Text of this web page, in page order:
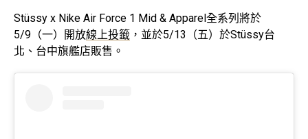
Stüssy x Nike Air Force 1 Mid & Apparel全系列將於
5/9（一）開放線上投籤 ，並於5/13（五）於Stüssy台
北、台中旗艦店販售。